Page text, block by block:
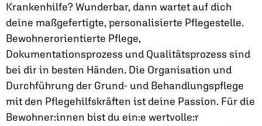
Krankenhilfe? Wunderbar, dann wartet auf dich
deine maßgefertigte, personalisierte Pflegestelle.
Bewohnerorientierte Pflege,
Dokumentationsprozess und Qualitätsprozess sind
bei dir in besten Händen. Die Organisation und
Durchführung der Grund- und Behandlungspflege
mit den Pflegehilfskräften ist deine Passion. Für die
Bewohner:innen bist du ein:e wertvolle:r